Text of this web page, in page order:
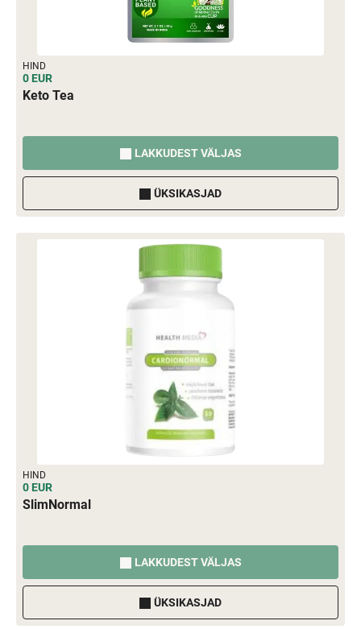
HIND
0 EUR
Keto Tea
LAKKUDEST VÄLJAS
ÜKSIKASJAD
HIND
0 EUR
SlimNormal
LAKKUDEST VÄLJAS
ÜKSIKASJAD